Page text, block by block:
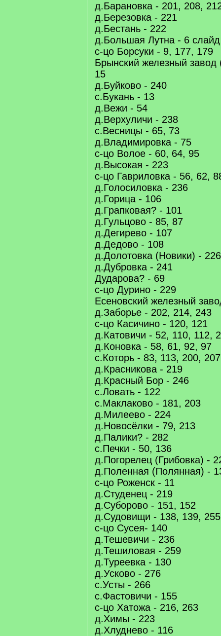
д.Барановка - 201, 208,
д.Березовка - 221
д.Бестань - 222
д.Большая Лутна - 6 слайд
с-цо Борсуки - 9, 177, 179
Брынский железный завод
15
д.Буйково - 240
с.Букань - 13
д.Вежи - 54
д.Верхуличи - 238
с.Весницы - 65, 73
д.Владимировка - 75
с-цо Волое - 60, 64, 95
д.Высокая - 223
с-цо Гавриловка - 56, 62,
д.Голосиловка - 236
д.Горица - 106
д.Грапковая? - 101
д.Гульцово - 85, 87
д.Дегирево - 107
д.Дедово - 108
д.Долотовка (Новики) - 226
д.Дубровка - 241
Дударова? - 69
с-цо Дурино - 229
Есеновский железный
д.Заборье - 202, 214, 243
с-цо Касичино - 120, 121
д.Катовичи - 52, 110, 112,
д.Коновка - 58, 61, 92, 97
с.Которь - 83, 113, 200,
д.Красникова - 219
д.Красный Бор - 246
с.Ловать - 122
с.Маклаково - 181, 203
д.Милеево - 224
д.Новосёлки - 79, 213
д.Палики? - 282
с.Печки - 50, 136
д.Погорелец (Грибовка) -
д.Поленная (Полянная) -
с-цо Роженск - 11
д.Студенец - 219
д.Суборово - 151, 152
д.Судовищи - 138, 139,
с-цо Сусея- 140
д.Тешевичи - 236
д.Тешиловая - 259
д.Туреевка - 130
д.Усково - 276
с.Усты - 266
с.Фастовичи - 155
с-цо Хатожа - 216, 263
д.Химы - 223
д.Хлуднево - 116